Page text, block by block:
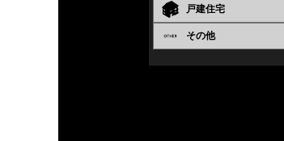
戸建住宅
その他